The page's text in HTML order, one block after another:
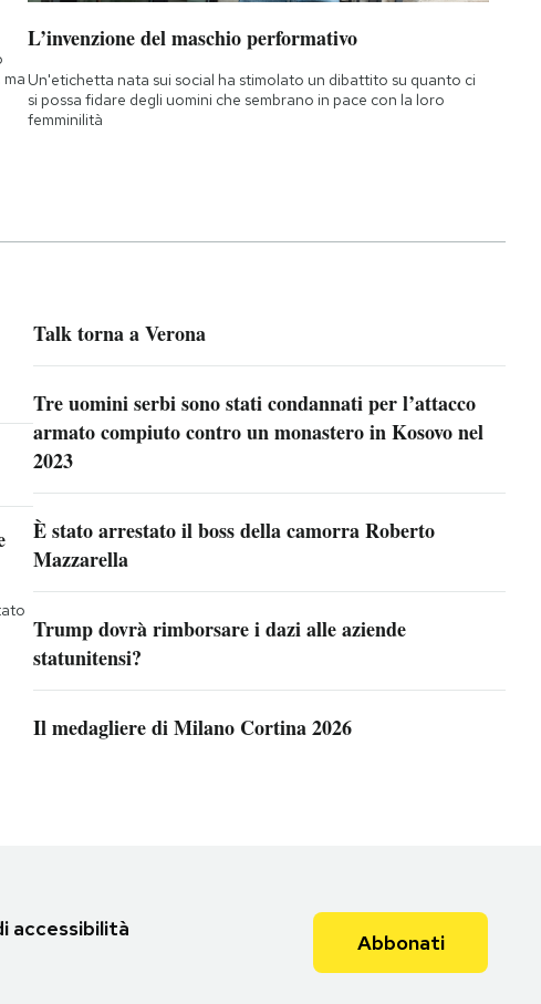
L’invenzione del maschio performativo
Un'etichetta nata sui social ha stimolato un dibattito su quanto ci
si possa fidare degli uomini che sembrano in pace con la loro
femminilità
Talk torna a Verona
Tre uomini serbi sono stati condannati per l’attacco
armato compiuto contro un monastero in Kosovo nel
2023
È stato arrestato il boss della camorra Roberto
Mazzarella
Trump dovrà rimborsare i dazi alle aziende
statunitensi?
Il medagliere di Milano Cortina 2026
accessibilità
Abbonati